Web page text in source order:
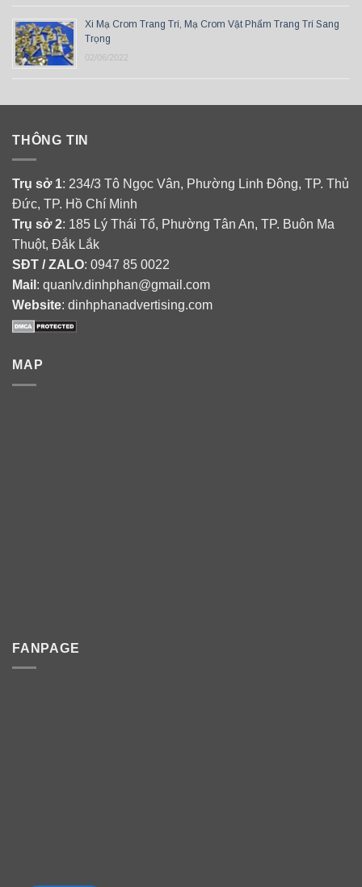
Xi Mạ Crom Trang Trí, Mạ Crom Vật Phẩm Trang Trí Sang
Trọng
02/06/2022
THÔNG TIN
Trụ sở 1: 234/3 Tô Ngọc Vân, Phường Linh Đông, TP. Thủ
Đức, TP. Hồ Chí Minh
Trụ sở 2: 185 Lý Thái Tổ, Phường Tân An, TP. Buôn Ma
Thuột, Đắk Lắk
SĐT / ZALO: 0947 85 0022
Mail : quanlv.dinhphan@gmail.com
Website: dinhphanadvertising.com
MAP
FANPAGE